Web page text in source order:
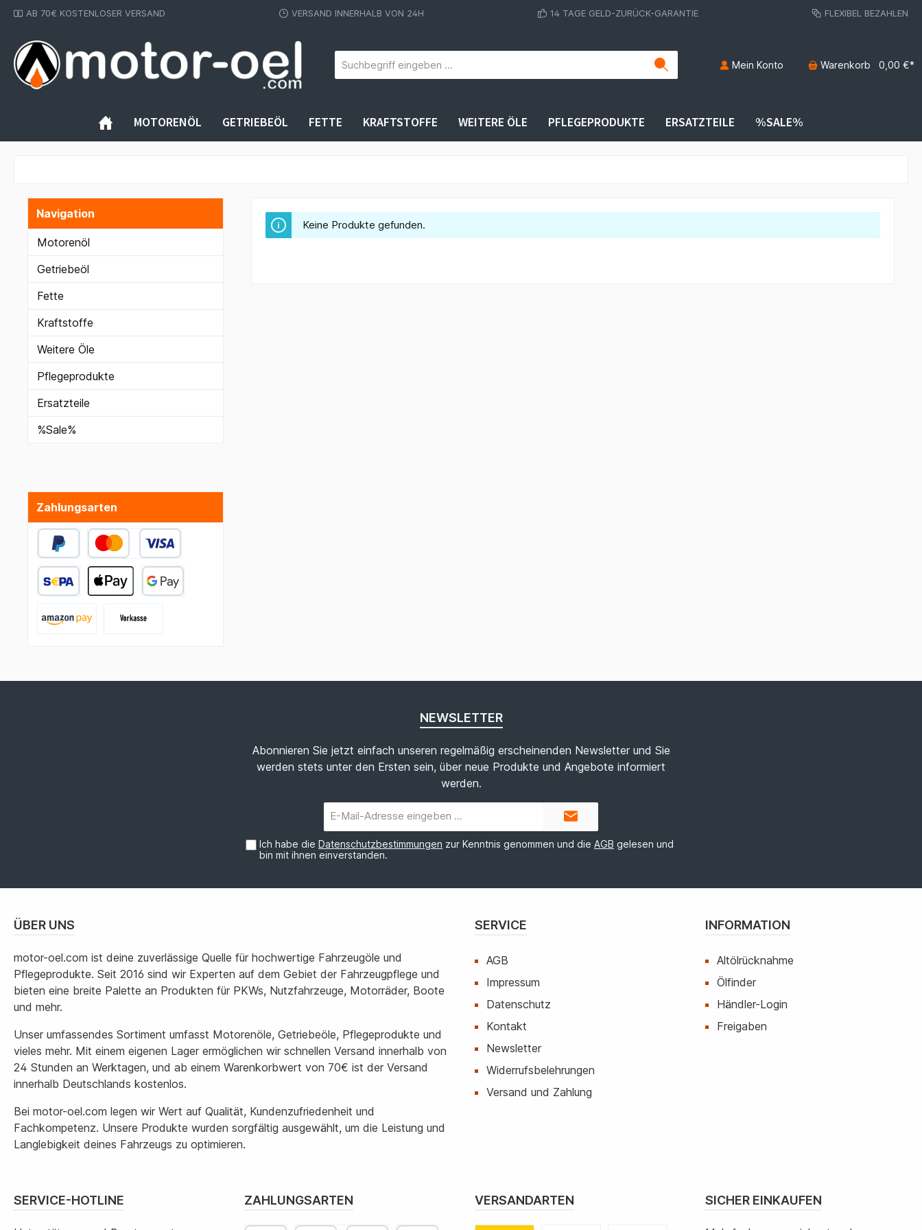
springen
AB 70€ KOSTENLOSER VERSAND VERSAND INNERHALB VON 24H 14 TAGE GELD-ZURÜCK-GARANTIE FLEXIBEL BEZAHLEN
Mein Konto Warenkorb 0,00 €*
MOTORENÖL GETRIEBEÖL FETTE KRAFTSTOFFE WEITERE ÖLE PFLEGEPRODUKTE ERSATZTEILE %SALE%
Navigation
Motorenöl
Getriebeöl
Fette
Kraftstoffe
Weitere Öle
Pflegeprodukte
Ersatzteile
%Sale%
Zahlungsarten
Keine Produkte gefunden.
NEWSLETTER
Abonnieren Sie jetzt einfach unseren regelmäßig erscheinenden Newsletter und Sie
werden stets unter den Ersten sein, über neue Produkte und Angebote informiert
werden.
Mail-
Adresse*
Ich habe die Datenschutzbestimmungen zur Kenntnis genommen und die AGB gelesen und
bin mit ihnen einverstanden.
ÜBER UNS
motor-oel.com ist deine zuverlässige Quelle für hochwertige Fahrzeugöle und
Pflegeprodukte. Seit 2016 sind wir Experten auf dem Gebiet der Fahrzeugpflege und
bieten eine breite Palette an Produkten für PKWs, Nutzfahrzeuge, Motorräder, Boote
und mehr.
Unser umfassendes Sortiment umfasst Motorenöle, Getriebeöle, Pflegeprodukte und
vieles mehr. Mit einem eigenen Lager ermöglichen wir schnellen Versand innerhalb von
24 Stunden an Werktagen, und ab einem Warenkorbwert von 70€ ist der Versand
innerhalb Deutschlands kostenlos.
Bei motor-oel.com legen wir Wert auf Qualität, Kundenzufriedenheit und
Fachkompetenz. Unsere Produkte wurden sorgfältig ausgewählt, um die Leistung und
Langlebigkeit deines Fahrzeugs zu optimieren.
SERVICE
AGB
Impressum
Datenschutz
Kontakt
Newsletter
Widerrufsbelehrungen
Versand und Zahlung
INFORMATION
Altölrücknahme
Ölfinder
Händler-Login
Freigaben
SERVICE-HOTLINE ZAHLUNGSARTEN VERSANDARTEN SICHER EINKAUFEN